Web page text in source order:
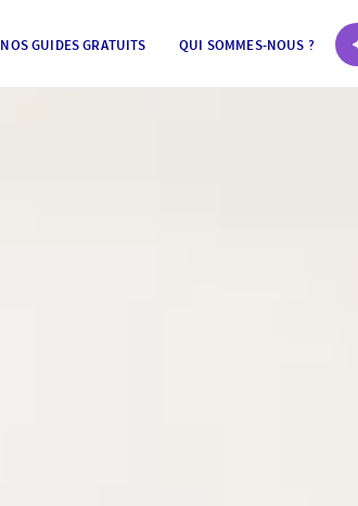
NOS GUIDES GRATUITS QUI SOMMES-NOUS ?